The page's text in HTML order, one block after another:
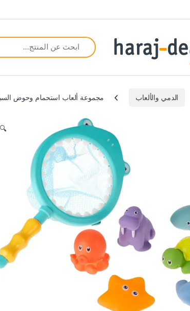
Search for:
الدمي والألعاب مجموعة ألعاب استحمام وحوض السباحة
🔍